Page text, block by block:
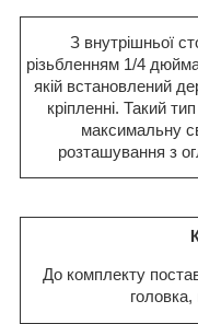
З внутрішньої
різьбленням 1/4
якій встановлений
кріпленні. Такий
максимальну
розташування з
До комплекту